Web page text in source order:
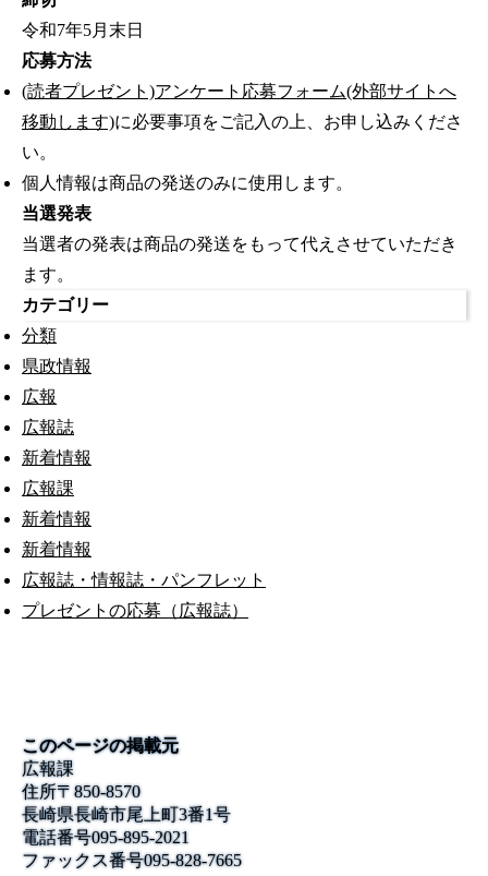
令和7年5月末日
応募方法
(読者プレゼント)アンケート応募フォーム(外部サイトへ
移動します)に必要事項をご記入の上、お申し込みくださ
い。
個人情報は商品の発送のみに使用します。
当選発表
当選者の発表は商品の発送をもって代えさせていただき
ます。
カテゴリー
分類
県政情報
広報
広報誌
新着情報
広報課
新着情報
新着情報
広報誌・情報誌・パンフレット
プレゼントの応募（広報誌）
このページの掲載元
広報課
住所〒850-8570
長崎県長崎市尾上町3番1号
電話番号095-895-2021
ファックス番号095-828-7665